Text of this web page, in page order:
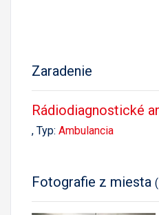
Zaradenie
Rádiodiagnostické
, Typ: Ambulancia
Fotografie z miesta